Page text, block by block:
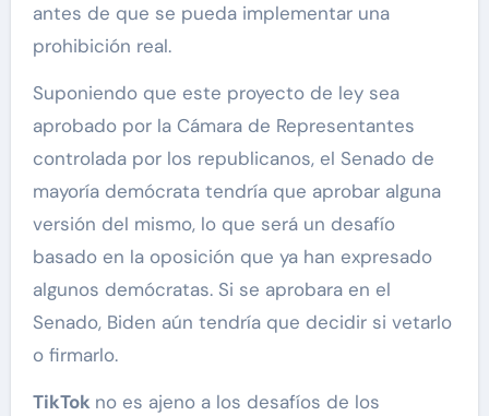
antes de que se pueda implementar una
prohibición real.
Suponiendo que este proyecto de ley sea
aprobado por la Cámara de Representantes
controlada por los republicanos, el Senado de
mayoría demócrata tendría que aprobar alguna
versión del mismo, lo que será un desafío
basado en la oposición que ya han expresado
algunos demócratas. Si se aprobara en el
Senado, Biden aún tendría que decidir si vetarlo
o firmarlo.
TikTok no es ajeno a los desafíos de los